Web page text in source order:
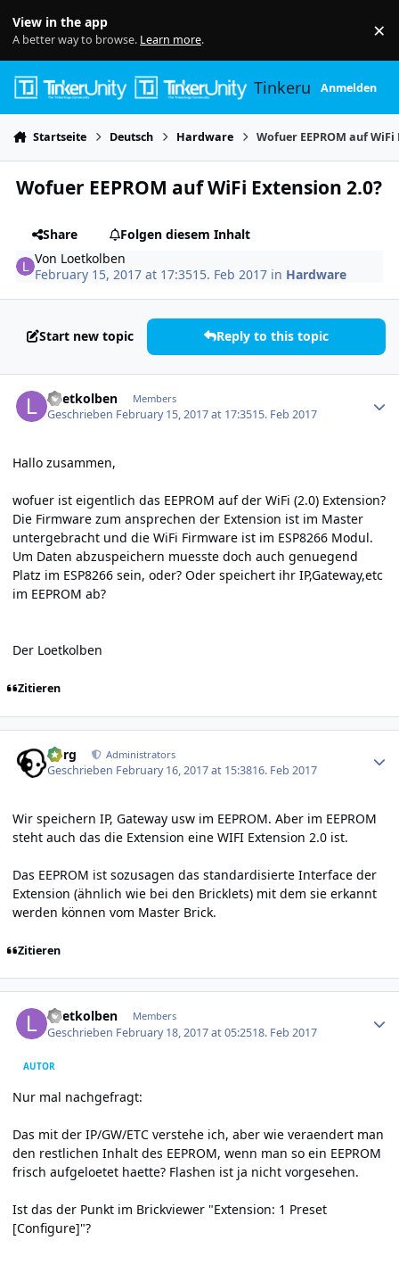
View in the app
A better way to browse. Learn more. ×
TinkerunityAnmelden
Startseite Deutsch Hardware Wofuer EEPROM auf WiFi
Wofuer EEPROM auf WiFi Extension 2.0?
Share
Folgen diesem Inhalt
Von Loetkolben
February 15, 2017 at 17:3515. Feb 2017 in Hardware
Start new topic Reply to this topic
Loetkolben Members
Geschrieben February 15, 2017 at 17:3515. Feb 2017
Hallo zusammen,
wofuer ist eigentlich das EEPROM auf der WiFi (2.0) Extension?
Die Firmware zum ansprechen der Extension ist im Master
untergebracht und die WiFi Firmware ist im ESP8266 Modul.
Um Daten abzuspeichern muesste doch auch genuegend
Platz im ESP8266 sein, oder? Oder speichert ihr IP,Gateway,etc
im EEPROM ab?
Der Loetkolben
Zitieren
borg Administrators
Geschrieben February 16, 2017 at 15:3816. Feb 2017
Wir speichern IP, Gateway usw im EEPROM. Aber im EEPROM
steht auch das die Extension eine WIFI Extension 2.0 ist.
Das EEPROM ist sozusagen das standardisierte Interface der
Extension (ähnlich wie bei den Bricklets) mit dem sie erkannt
werden können vom Master Brick.
Zitieren
Loetkolben Members
Geschrieben February 18, 2017 at 05:2518. Feb 2017
AUTOR
Nur mal nachgefragt:
Das mit der IP/GW/ETC verstehe ich, aber wie veraendert man
den restlichen Inhalt des EEPROM, wenn man so ein EEPROM
frisch aufgeloetet haette? Flashen ist ja nicht vorgesehen.
Ist das der Punkt im Brickviewer "Extension: 1 Preset
[Configure]"?